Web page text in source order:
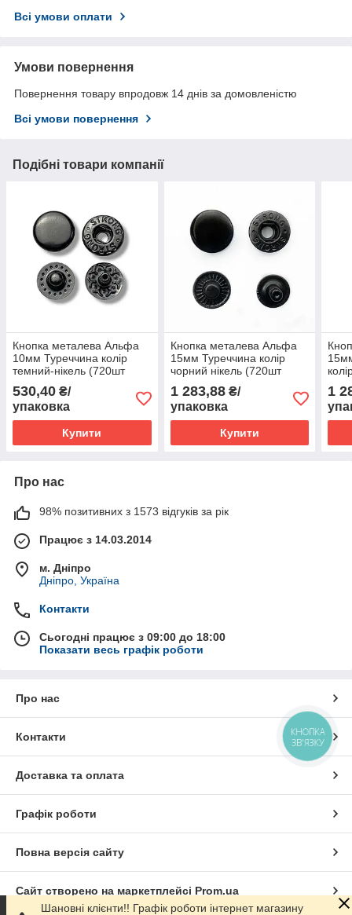
Всі умови оплати
Умови повернення
Повернення товару впродовж 14 днів за домовленістю
Всі умови повернення
Подібні товари компанії
Кнопка металева Альфа
10мм Туреччина колір
темний-нікель (720шт
упаковка)
530,40 ₴/
упаковка
Купити
Кнопка металева Альфа
15мм Туреччина колір
чорний нікель (720шт
упаковка)
1 283,88₴/
упаковка
Купити
1
Про нас
98% позитивних з 1573 відгуків за рік
Працює з 14.03.2014
м. Дніпро
Дніпро, Україна
Контакти
Сьогодні працює з 09:00 до 18:00
Показати весь графік роботи
Про нас
Контакти
Доставка та оплата
Графік роботи
Повна версія сайту
Сайт створено на маркетплейсі Prom.ua
Шановні клієнти!! Графік роботи інтернет магазину
КНОПКА
ЗВ'ЯЗКУ